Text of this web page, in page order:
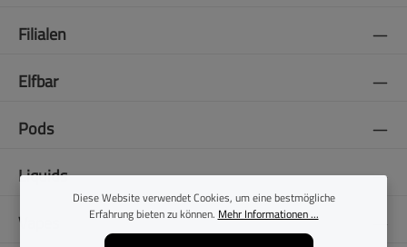
Filialen
Elfbar
Pods
Liquids
Vapes
Diese Website verwendet Cookies, um eine bestmögliche
Erfahrung bieten zu können. Mehr Informationen ...